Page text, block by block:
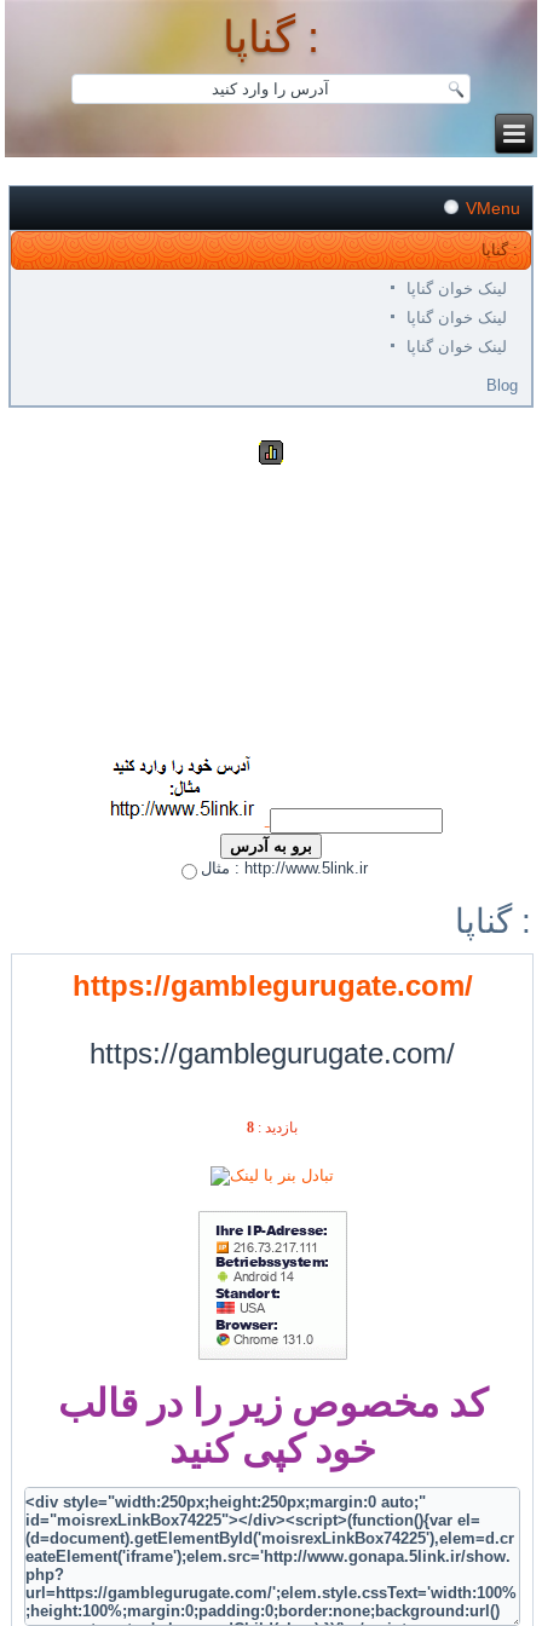
گناپا :
VMenu
گناپا :
لینک خوان گناپا
لینک خوان گناپا
لینک خوان گناپا
Blog
مثال : http://www.5link.ir
گناپا :
https://gamblegurugate.com/
https://gamblegurugate.com/
بازديد : 8
کد مخصوص زیر را در قالب
خود کپی کنید